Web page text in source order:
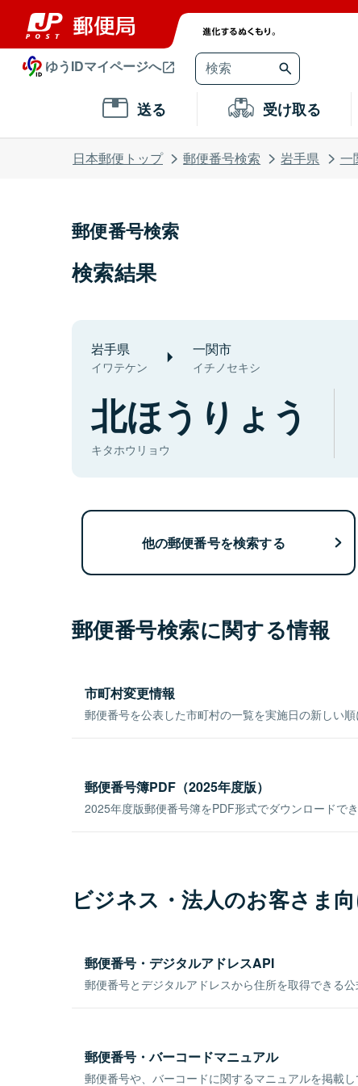
ゆうIDマイページへ
送る 受け取る
日本郵便トップ 郵便番号検索 岩手県 一
郵便番号検索
検索結果
岩手県
イワテケン
一関市
イチノセキシ
北ほうりょう
キタホウリョウ
他の郵便番号を検索する
郵便番号検索に関する情報
市町村変更情報
郵便番号を公表した市町村の一覧を実施日の新しい順
郵便番号簿PDF（2025年度版）
2025年度版郵便番号簿をPDF形式でダウンロードでき
ビジネス・法人のお客さま
郵便番号・デジタルアドレスAPI
郵便番号とデジタルアドレスから住所を取得できる公
郵便番号・バーコードマニュアル
郵便番号や、バーコードに関するマニュアルを掲載し